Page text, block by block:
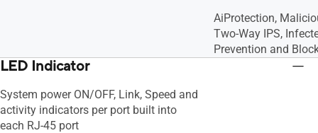
AiProtection,
Two-Way IPS,
Prevention and
LED Indicator
System power ON/OFF, Link, Speed and
activity indicators per port built into
each RJ-45 port